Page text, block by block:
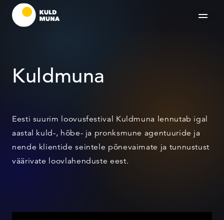
Kuldmuna
Eesti suurim loovusfestival Kuldmuna lennutab igal
aastal kuld-, hõbe- ja pronksmune agentuuride ja
nende klientide seintele põnevaimate ja tunnustust
väärivate loovlahenduste eest.